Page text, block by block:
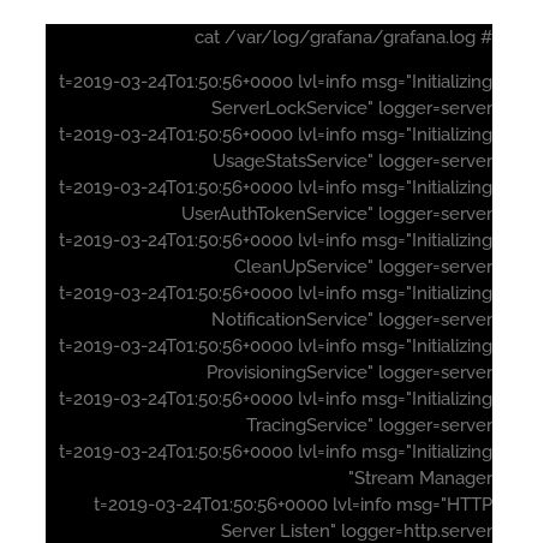
t=2019-03-24T01:50:56+0000 lvl=info
ServerLockService"
t=2019-03-24T01:50:56+0000 lvl=info
UsageStatsService"
t=2019-03-24T01:50:56+0000 lvl=info
UserAuthTokenService"
t=2019-03-24T01:50:56+0000 lvl=info
CleanUpService"
t=2019-03-24T01:50:56+0000 lvl=info
NotificationService"
t=2019-03-24T01:50:56+0000 lvl=info
ProvisioningService"
t=2019-03-24T01:50:56+0000 lvl=info
TracingService"
t=2019-03-24T01:50:56+0000 lvl=info
Stream
t=2019-03-24T01:50:56+0000 lvl=info
Server Listen"